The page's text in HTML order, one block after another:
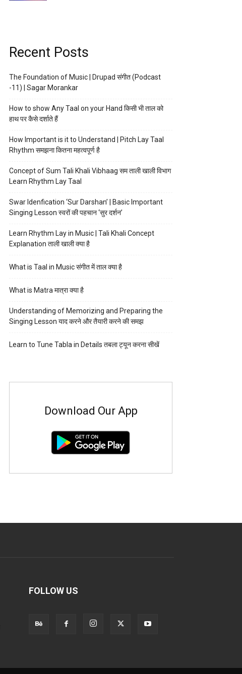
Recent Posts
The Foundation of Music | Drupad संगीत (Podcast
-11) | Sagar Morankar
How to show Any Taal on your Hand किसी भी ताल को
हाथ पर कैसे दर्शाते हैं
How Important is it to Understand | Pitch Lay Taal
Rhythm समझना कितना महत्वपूर्ण है
Concept of Sum Tali Khali Vibhaag सम ताली खाली विभाग
Learn Rhythm Lay Taal
Swar Idenfication ‘Sur Darshan’ | Basic Important
Singing Lesson स्वरों की पहचान ‘सुर दर्शन’
Learn Rhythm Lay in Music | Tali Khali Concept
Explanation ताली खाली क्या है
What is Taal in Music संगीत में ताल क्या है
What is Matra मात्रा क्या है
Understanding of Memorizing and Preparing the
Singing Lesson याद करने और तैयारी करने की समझ
Learn to Tune Tabla in Details तबला ट्यून करना सीखें
Download Our App
FOLLOW US